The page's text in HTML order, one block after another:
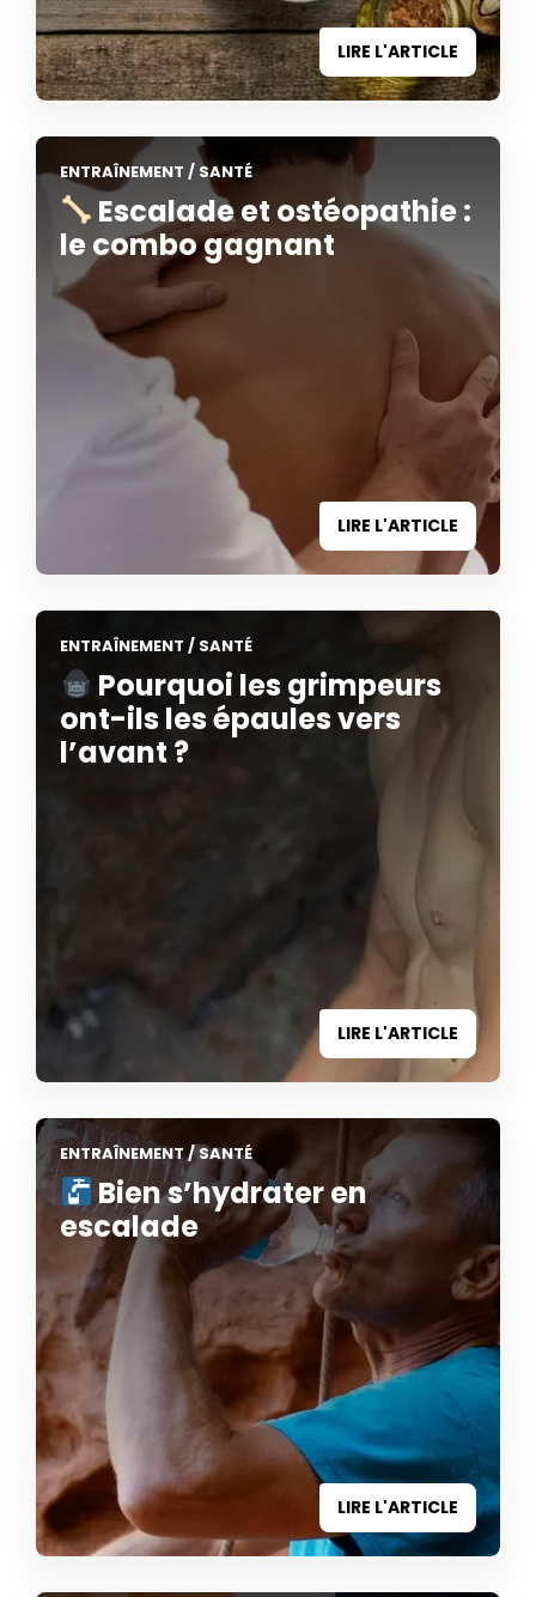
LIRE L'ARTICLE
ENTRAÎNEMENT / SANTÉ
Escalade et ostéopathie :
le combo gagnant
LIRE L'ARTICLE
ENTRAÎNEMENT / SANTÉ
Pourquoi les grimpeurs
ont-ils les épaules vers
l’avant ?
LIRE L'ARTICLE
ENTRAÎNEMENT/SANTÉ
Bien s’hydrater en
escalade
LIRE L'ARTICLE